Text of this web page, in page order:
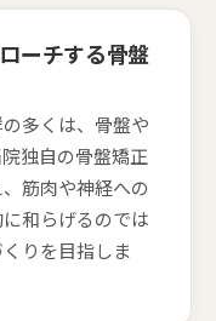
ーチする骨盤
多くは、骨盤や
独自の骨盤矯正
筋肉や神経への
和らげるのでは
りを目指しま